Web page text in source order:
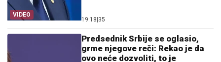
VIDEO
19:18 35
Predsednik Srbije se oglasio,
grme njegove reči: Rekao je da
ovo neće dozvoliti, to je